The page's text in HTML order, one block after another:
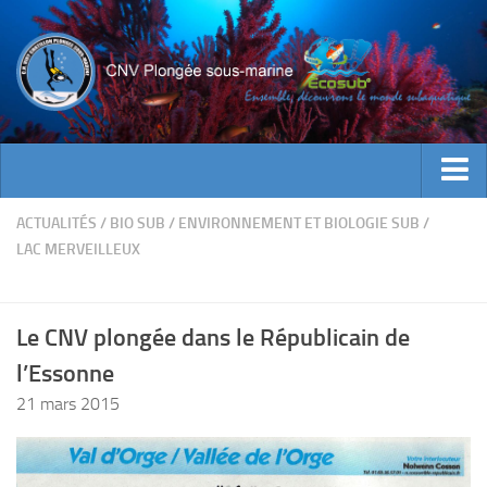
ACTUALITES
EVENEMENTS
Bienvenue
Contacts
Documents utiles
Encadrement
ACTUALITÉS / BIO SUB / ENVIRONNEMENT ET BIOLOGIE SUB /
LAC MERVEILLEUX
Le CNV plongée dans le Républicain de
l’Essonne
21 mars 2015